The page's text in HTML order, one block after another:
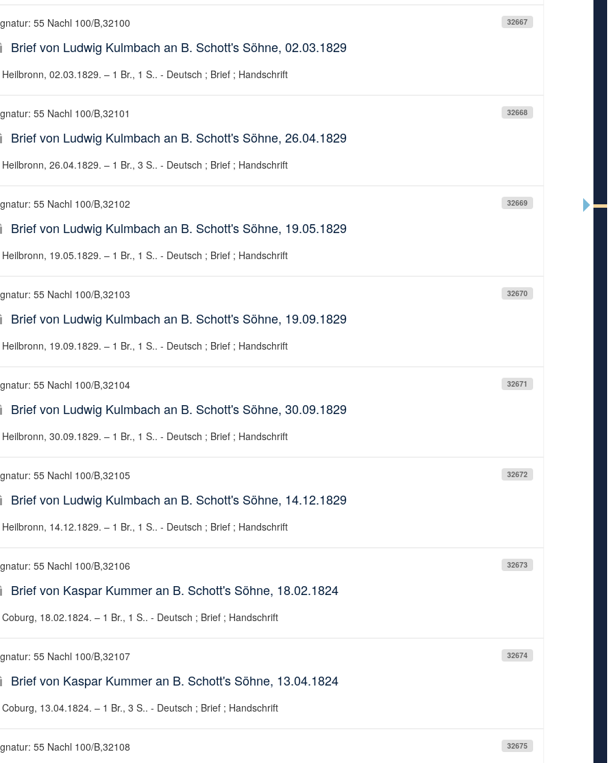
32667
55 Nachl 100/B,32100
Brief von Ludwig Kulmbach an B. Schott's Söhne, 02.03.1829
Heilbronn, 02.03.1829. – 1 Br., 1 S.. - Deutsch ; Brief ; Handschrift
32668
55 Nachl 100/B,32101
Brief von Ludwig Kulmbach an B. Schott's Söhne, 26.04.1829
Heilbronn, 26.04.1829. – 1 Br., 3 S.. - Deutsch ; Brief ; Handschrift
32669
55 Nachl 100/B,32102
Brief von Ludwig Kulmbach an B. Schott's Söhne, 19.05.1829
Heilbronn, 19.05.1829. – 1 Br., 1 S.. - Deutsch ; Brief ; Handschrift
32670
55 Nachl 100/B,32103
Brief von Ludwig Kulmbach an B. Schott's Söhne, 19.09.1829
Heilbronn, 19.09.1829. – 1 Br., 1 S.. - Deutsch ; Brief ; Handschrift
32671
55 Nachl 100/B,32104
Brief von Ludwig Kulmbach an B. Schott's Söhne, 30.09.1829
Heilbronn, 30.09.1829. – 1 Br., 1 S.. - Deutsch ; Brief ; Handschrift
32672
55 Nachl 100/B,32105
Brief von Ludwig Kulmbach an B. Schott's Söhne, 14.12.1829
Heilbronn, 14.12.1829. – 1 Br., 1 S.. - Deutsch ; Brief ; Handschrift
32673
55 Nachl 100/B,32106
Brief von Kaspar Kummer an B. Schott's Söhne, 18.02.1824
Coburg, 18.02.1824. – 1 Br., 1 S.. - Deutsch ; Brief ; Handschrift
32674
55 Nachl 100/B,32107
Brief von Kaspar Kummer an B. Schott's Söhne, 13.04.1824
Coburg, 13.04.1824. – 1 Br., 3 S.. - Deutsch ; Brief ; Handschrift
32675
55 Nachl 100/B,32108